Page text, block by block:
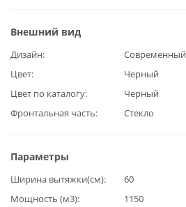
Внешний вид
Дизайн
Современный
Цвет
Черный
Цвет по каталогу
Черный
Фронтальная часть
Стекло
Параметры
Ширина вытяжки(см)
60
Мощность (м3)
1150